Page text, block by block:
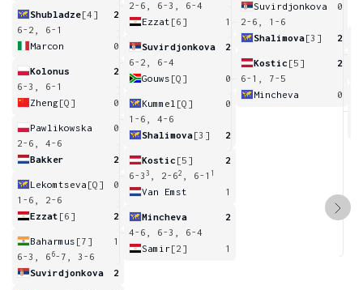
Shubladze[4]
2
6-2, 6-1
Marcon
0
Kolonus
2
6-3, 6-1
Zheng[Q] 0
Pawlikowska
0
2-6, 4-6
Bakker
2
Lekomtseva [Q]
0
1-6, 2-6
Ezzat [6] 2
Baharmus [7]
1
6-3, 6 6-7, 3-6
Suvirdjonkova
2
2-6, 6-3, 6-4
Ezzat [6] 1
Suvirdjonkova
2
6-2, 6-4
Gouws [Q] 0
Kummel [Q]
0
1-6, 4-6
Shalimova[3] 2
Kostic [5]
2
6-3 3 , 2-62 , 6-1 1
Van Emst 1
Mincheva
2
4-6, 6-3, 6-4
Samir[2] 1
Suvirdjonkova
0
2-6, 1-6
Shalimova[3] 2
Kostic [5]
2
6-1, 7-5
Mincheva
0